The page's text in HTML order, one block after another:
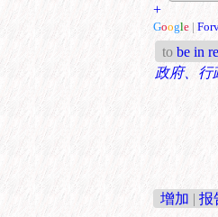
+
Google |
to be in
政府、行
增加 | 报